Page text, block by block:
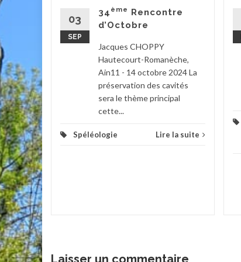
suite
03
SEP
34 ème Rencontre
d’Octobre
Jacques CHOPPY
Hautecourt-Romanèche,
Ain11 - 14 octobre 2024 La
préservation des cavités
sera le thème principal
cette...
Spéléologie Lire la suite
Laisser un commentaire